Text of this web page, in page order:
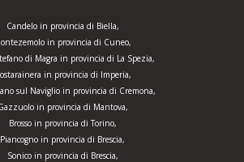
Candelo in provincia di Biella,
in provincia di Cuneo,
di Magra in provincia di La Spezia,
in provincia di Imperia,
sul Naviglio in provincia di Cremona,
in provincia di Mantova,
Brosso in provincia di Torino,
Piancogno in provincia di Brescia,
Sonico in provincia di Brescia,